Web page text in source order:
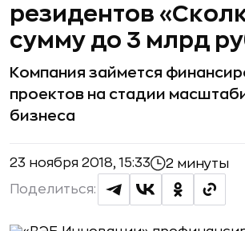
резидентов
сумму до 3 млрд
Компания займется
проектов на стадии
бизнеса
23 ноября 2018, 15:33 2 минуты
Поделиться: